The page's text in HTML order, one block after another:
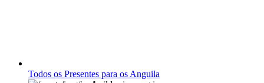
Todos os Presentes para os Anguila